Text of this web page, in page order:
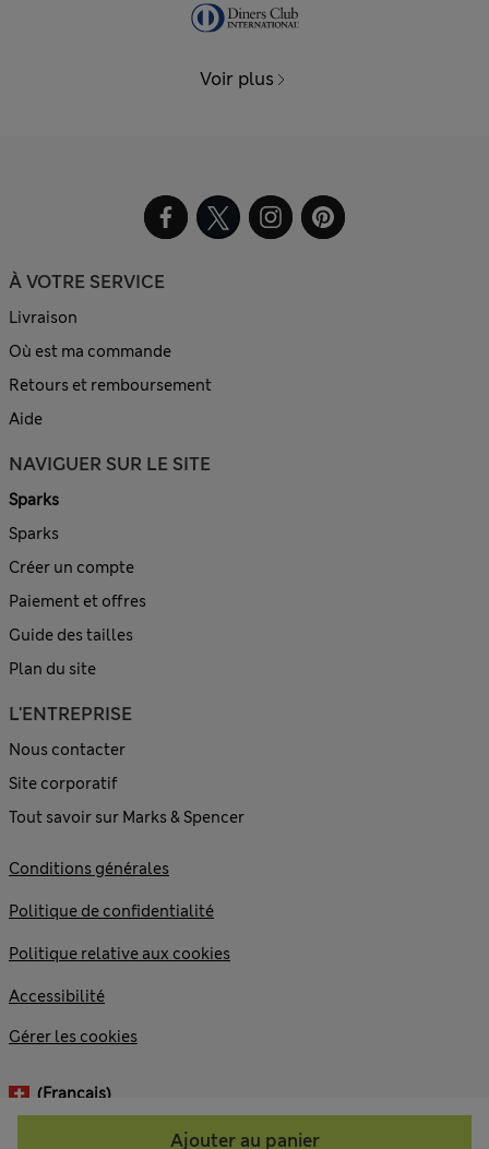
Ajouter au panier
Voir plus
À VOTRE SERVICE
Livraison
Où est ma commande
Retours et remboursement
Aide
NAVIGUER SUR LE SITE
Sparks
Sparks
Créer un compte
Paiement et offres
Guide des tailles
Plan du site
L'ENTREPRISE
Nous contacter
Site corporatif
Tout savoir sur Marks & Spencer
Conditions générales
Politique de confidentialité
Politique relative aux cookies
Accessibilité
Gérer les cookies
(français)